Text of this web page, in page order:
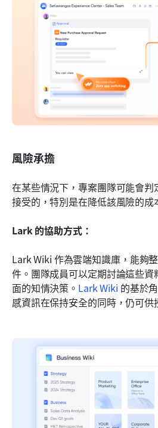
風險承擔
在某些情況下，專案團隊可能會
接受的，特別是在降低該風險的成
Lark 的協助方式：
Lark Wiki 作為雲端知識庫，能夠
件。團隊成員可以定期討論這些
面的知情決策。 Lark Wiki 的基於
感資訊在保持安全的同時，仍可供